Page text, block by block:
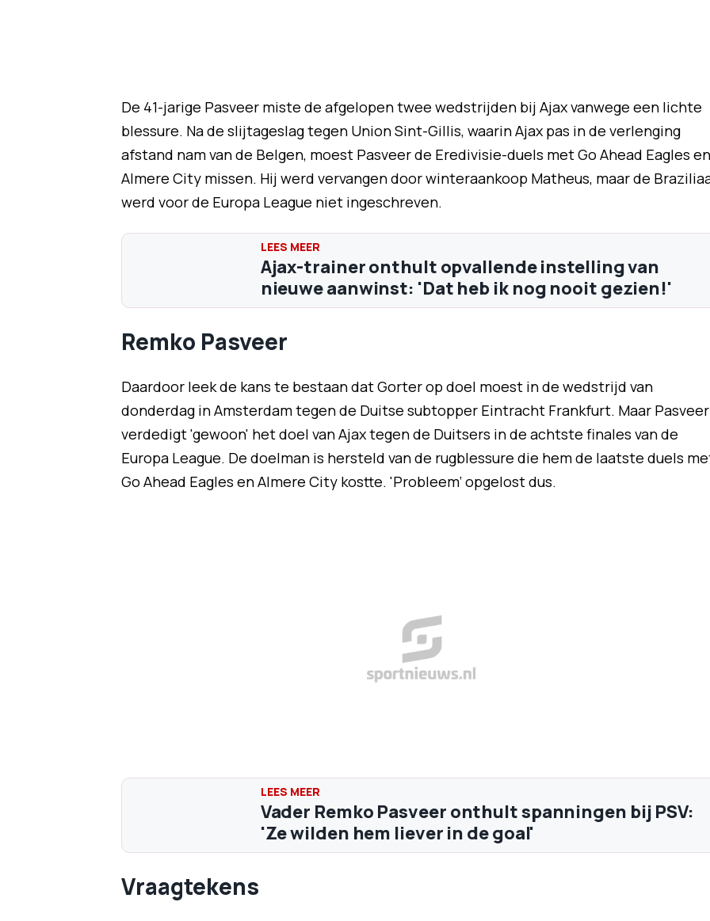
De 41-jarige Pasveer miste de afgelopen twee wedstrijden bij Ajax vanwege een lichte
blessure. Na de slijtageslag tegen Union Sint-Gillis, waarin Ajax pas in de verlenging
afstand nam van de Belgen, moest Pasveer de Eredivisie-duels met Go Ahead Eagles en
Almere City missen. Hij werd vervangen door winteraankoop Matheus, maar de
werd voor de Europa League niet ingeschreven.
Ajax-trainer onthult opvallende instelling van
nieuwe aanwinst: 'Dat heb ik nog nooit gezien!'
Remko Pasveer
Daardoor leek de kans te bestaan dat Gorter op doel moest in de wedstrijd van
donderdag in Amsterdam tegen de Duitse subtopper Eintracht Frankfurt. Maar Pasveer
verdedigt 'gewoon' het doel van Ajax tegen de Duitsers in de achtste finales van de
Europa League. De doelman is hersteld van de rugblessure die hem de laatste duels
Go Ahead Eagles en Almere City kostte. 'Probleem' opgelost dus.
Vader Remko Pasveer onthult spanningen bij PSV:
'Ze wilden hem liever in de goal'
Vraagtekens